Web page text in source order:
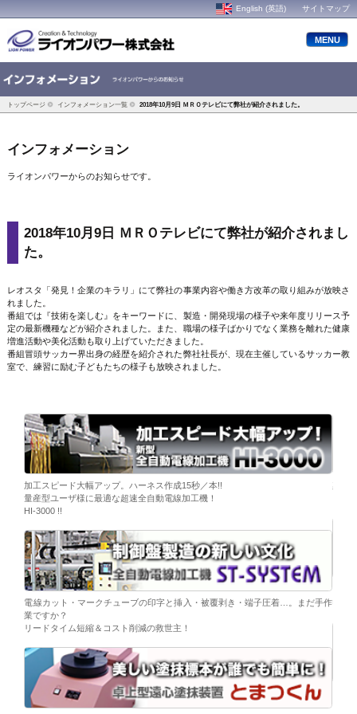
English (英語) サイトマップ
MENU
トップページ インフォメーション一覧 2018年10月9日 ＭＲＯテレビにて弊社が紹介されました。
インフォメーション
ライオンパワーからのお知らせです。
2018年10月9日 ＭＲＯテレビにて弊社が紹介されまし
た。
レオスタ「発見！企業のキラリ」にて弊社の事業内容や働き方改革の取り組みが放映さ
れました。
番組では『技術を楽しむ』をキーワードに、製造・開発現場の様子や来年度リリース予
定の最新機種などが紹介されました。また、職場の様子ばかりでなく業務を離れた健康
増進活動や美化活動も取り上げていただきました。
番組冒頭サッカー界出身の経歴を紹介された弊社社長が、現在主催しているサッカー教
室で、練習に励む子どもたちの様子も放映されました。
ブ挿
載。
加工スピード大幅アップ。ハーネス作成15秒／本!!
量産型ユーザ様に最適な超速全自動電線加工機！
HI-3000 !!
電線カット・マークチューブの印字と挿入・被覆剥き・端子圧着…。まだ手作
業ですか？
リードタイム短縮＆コスト削減の救世主！
染色